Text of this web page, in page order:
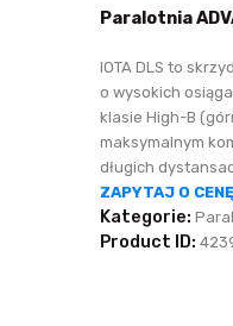
Paralotnia
IOTA DLS to
o wysokich
klasie High-B
maksymalnym
długich
ZAPYTAJ O CENĘ
Kategorie:
Product ID: